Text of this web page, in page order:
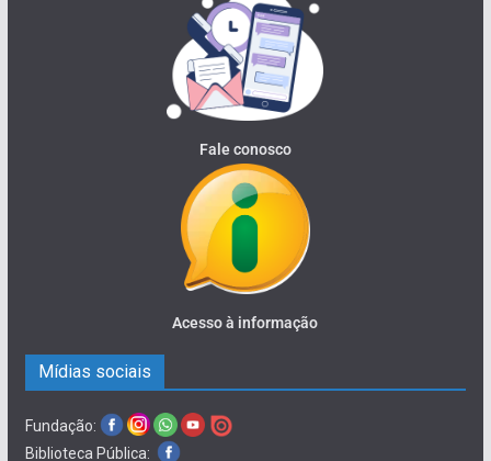
Fale conosco
Acesso à informação
Mídias sociais
Fundação:
Biblioteca Pública: